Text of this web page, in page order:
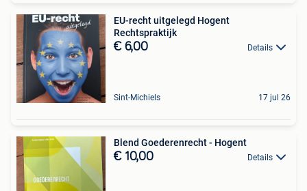
EU-recht uitgelegd Hogent
Rechtspraktijk
€ 6,00 Details
Sint-Michiels 17 jul 26
Blend Goederenrecht - Hogent
€ 10,00 Details